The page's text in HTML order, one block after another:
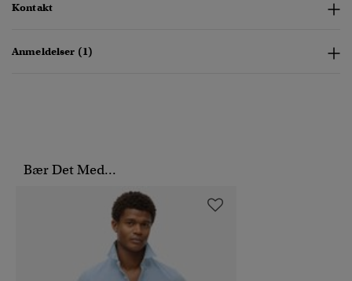
Kontakt
Anmeldelser (1)
Bær Det Med...